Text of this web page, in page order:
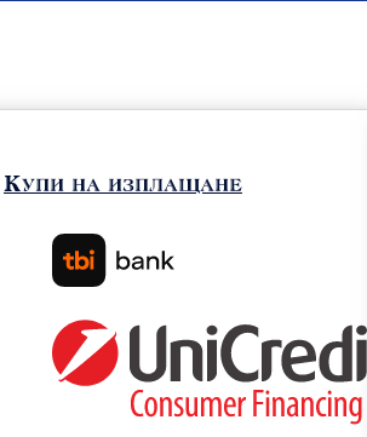
Купи на изплащане